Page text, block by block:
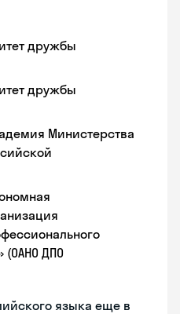
дружбы
дружбы
Министерства
(ОАНО ДПО
языка еще в